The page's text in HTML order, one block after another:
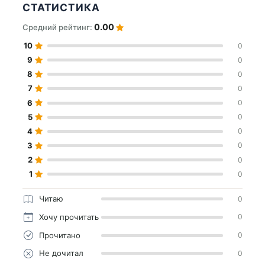
СТАТИСТИКА
Средний рейтинг: 0.00
10 0
9 0
8 0
7 0
6 0
5 0
4 0
3 0
2 0
1 0
Читаю 0
Хочу прочитать 0
Прочитано 0
Не дочитал 0